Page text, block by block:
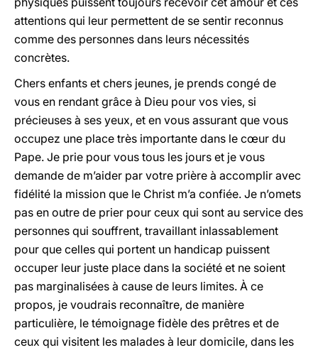
attentions qui leur permettent de se sentir reconnus
comme des personnes dans leurs nécessités
concrètes.
Chers enfants et chers jeunes, je prends congé de
vous en rendant grâce à Dieu pour vos vies, si
précieuses à ses yeux, et en vous assurant que vous
occupez une place très importante dans le cœur du
Pape. Je prie pour vous tous les jours et je vous
demande de m’aider par votre prière à accomplir avec
fidélité la mission que le Christ m’a confiée. Je n’omets
pas en outre de prier pour ceux qui sont au service des
personnes qui souffrent, travaillant inlassablement
pour que celles qui portent un handicap puissent
occuper leur juste place dans la société et ne soient
pas marginalisées à cause de leurs limites. À ce
propos, je voudrais reconnaître, de manière
particulière, le témoignage fidèle des prêtres et de
ceux qui visitent les malades à leur domicile, dans les